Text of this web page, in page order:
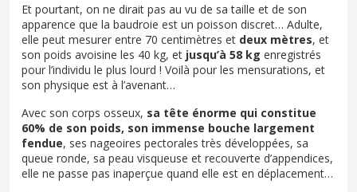
Et pourtant, on ne dirait pas au vu de sa taille et de son
apparence que la baudroie est un poisson discret… Adulte,
elle peut mesurer entre 70 centimètres et deux mètres, et
son poids avoisine les 40 kg, et jusqu’à 58 kg enregistrés
pour l’individu le plus lourd ! Voilà pour les mensurations, et
son physique est à l’avenant…
Avec son corps osseux, sa tête énorme qui constitue
60% de son poids, son immense bouche largement
fendue, ses nageoires pectorales très développées, sa
queue ronde, sa peau visqueuse et recouverte d’appendices,
elle ne passe pas inaperçue quand elle est en déplacement…